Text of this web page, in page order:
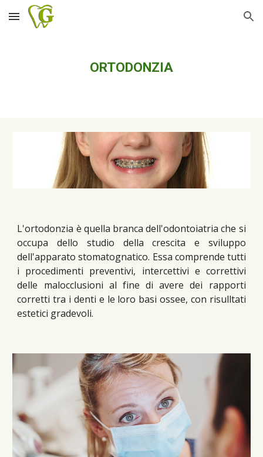
Skip to main content Skip to navigation
ORTODONZIA
L'ortodonzia è quella branca dell'odontoiatria che si
occupa dello studio della crescita e sviluppo
dell'apparato stomatognatico. Essa comprende tutti
i procedimenti preventivi, intercettivi e correttivi
delle malocclusioni al fine di avere dei rapporti
corretti tra i denti e le loro basi ossee, con risulltati
estetici gradevoli.